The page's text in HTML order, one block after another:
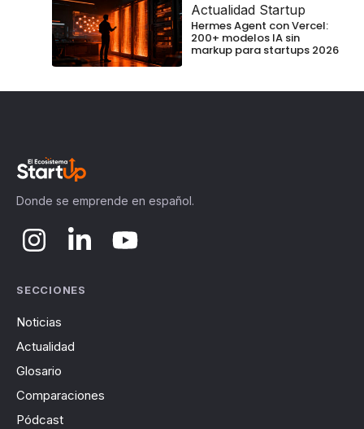
Actualidad Startup
Hermes Agent con Vercel:
200+ modelos IA sin
markup para startups 2026
Donde se emprende en español.
SECCIONES
Noticias
Actualidad
Glosario
Comparaciones
Pódcast